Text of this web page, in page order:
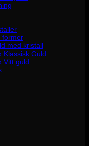
former
med kristall
Klassisk Guld
Vitt guld